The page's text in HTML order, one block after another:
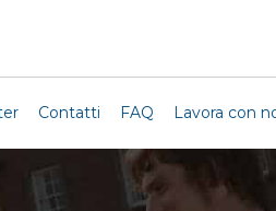
Contatti FAQ Lavora con